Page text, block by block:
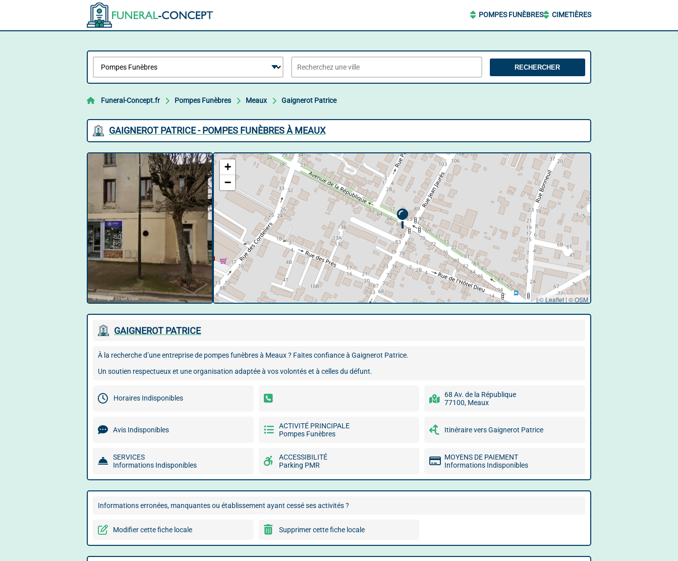
POMPES FUNÈBRES CIMETIÈRES
RECHERCHER
Funeral-Concept.fr Pompes Funèbres Meaux Gaignerot Patrice
GAIGNEROT PATRICE - POMPES FUNÈBRES À MEAUX
© Google Street View
+
−
© Leaflet | ©OSM
GAIGNEROT PATRICE
À la recherche d’une entreprise de pompes funèbres à Meaux ? Faites confiance à Gaignerot Patrice.
Un soutien respectueux et une organisation adaptée à vos volontés et à celles du défunt.
Horaires Indisponibles
68 Av. de la République
77100, Meaux
Avis Indisponibles
ACTIVITÉ PRINCIPALE
Pompes Funèbres
Itinéraire vers Gaignerot Patrice
SERVICES
Informations Indisponibles
ACCESSIBILITÉ
Parking PMR
MOYENS DE PAIEMENT
Informations Indisponibles
Informations erronées, manquantes ou établissement ayant cessé ses activités ?
Modifier cette fiche locale Supprimer cette fiche locale